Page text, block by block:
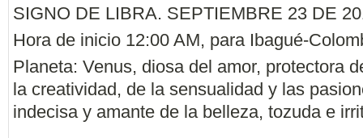
SIGNO DE LIBRA. SEPTIEMBRE 23 DE
Hora de inicio 12:00 AM, para Ibagué-
Planeta: Venus, diosa del amor, protectora
la creatividad, de la sensualidad y las
indecisa y amante de la belleza, tozuda e